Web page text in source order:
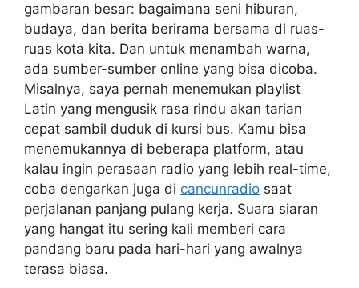
gambaran besar: bagaimana seni hiburan,
budaya, dan berita berirama bersama di ruas-
ruas kota kita. Dan untuk menambah warna,
ada sumber-sumber online yang bisa dicoba.
Misalnya, saya pernah menemukan playlist
Latin yang mengusik rasa rindu akan tarian
cepat sambil duduk di kursi bus. Kamu bisa
menemukannya di beberapa platform, atau
kalau ingin perasaan radio yang lebih real-time,
coba dengarkan juga di cancunradio saat
perjalanan panjang pulang kerja. Suara siaran
yang hangat itu sering kali memberi cara
pandang baru pada hari-hari yang awalnya
terasa biasa.